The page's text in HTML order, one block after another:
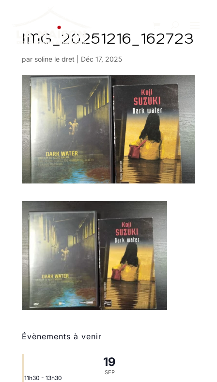
IMG_20251216_162723
par soline le dret Déc 17, 2025
Évènements à venir
19
SEP
11h30 - 13h30